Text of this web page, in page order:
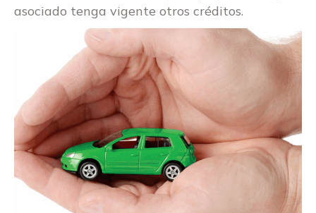
asociado tenga vigente otros créditos.